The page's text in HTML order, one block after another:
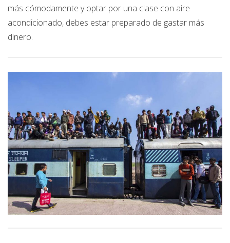
más cómodamente y optar por una clase con aire
acondicionado, debes estar preparado de gastar más
dinero.